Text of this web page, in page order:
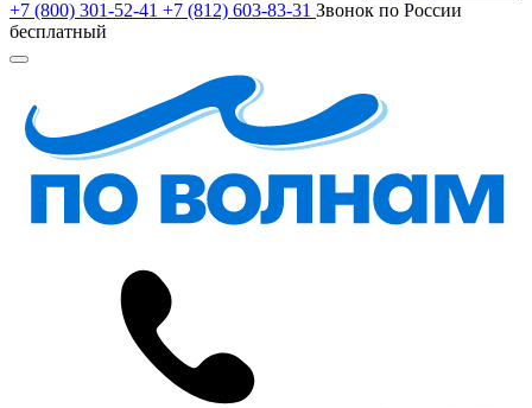
+7 (800) 301-52-41 +7 (812) 603-83-31 Звонок по России
бесплатный